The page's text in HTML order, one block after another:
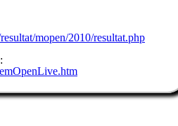
mopen/2010/resultat.php